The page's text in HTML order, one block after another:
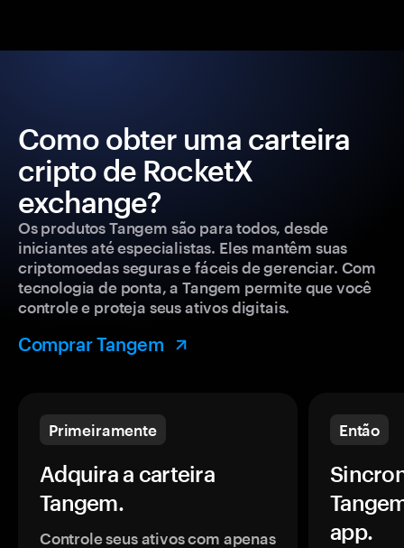
Como obter uma carteira
cripto de RocketX
exchange?
Os produtos Tangem são para todos, desde
iniciantes até especialistas. Eles mantêm suas
criptomoedas seguras e fáceis de gerenciar. Com
tecnologia de ponta, a Tangem permite que você
controle e proteja seus ativos digitais.
Comprar Tangem
Primeiramente
Adquira a carteira
Tangem.
Controle seus ativos com apenas
Então
app.